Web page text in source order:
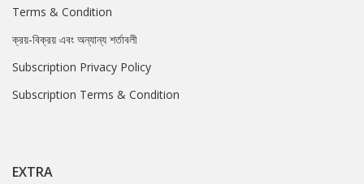
Terms & Condition
ক্রয়-বিক্রয় এবং অন্যান্য শর্তাবলী
Subscription Privacy Policy
Subscription Terms & Condition
EXTRA